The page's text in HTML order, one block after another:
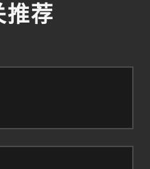
推荐